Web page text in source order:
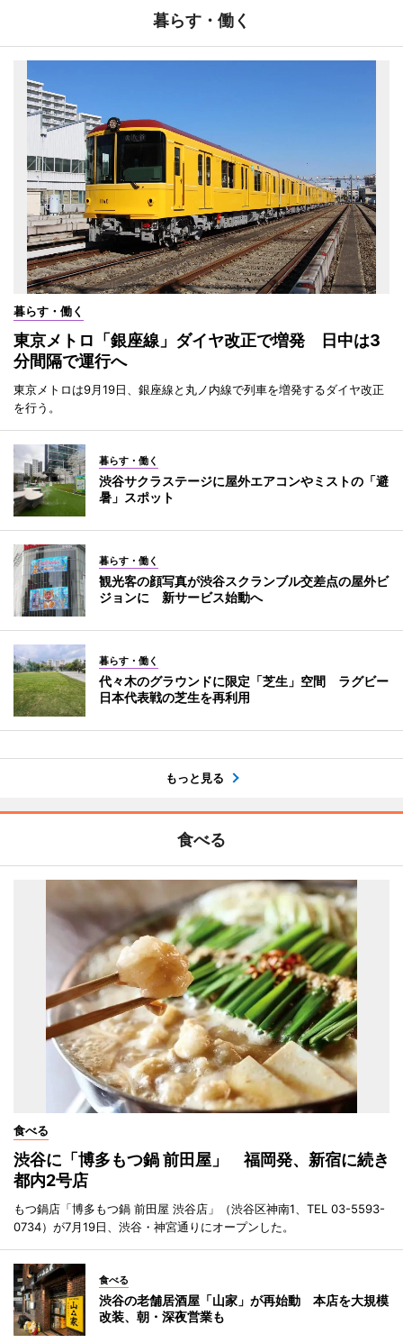
暮らす・働く
暮らす・働く
東京メトロ「銀座線」ダイヤ改正で増発 日中は3
分間隔で運行へ
東京メトロは9月19日、銀座線と丸ノ内線で列車を増発するダイヤ改正
を行う。
暮らす・働く
渋谷サクラステージに屋外エアコンやミストの「避
暑」スポット
暮らす・働く
観光客の顔写真が渋谷スクランブル交差点の屋外ビ
ジョンに 新サービス始動へ
暮らす・働く
代々木のグラウンドに限定「芝生」空間 ラグビー
日本代表戦の芝生を再利用
もっと見る
食べる
食べる
渋谷に「博多もつ鍋 前田屋」 福岡発、新宿に続き
都内2号店
もつ鍋店「博多もつ鍋 前田屋 渋谷店」（渋谷区神南1、TEL 03-5593-
0734）が7月19日、渋谷・神宮通りにオープンした。
食べる
渋谷の老舗居酒屋「山家」が再始動 本店を大規模
改装、朝・深夜営業も